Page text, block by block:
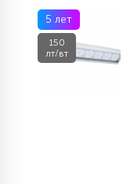
5 лет
150
лт/вт